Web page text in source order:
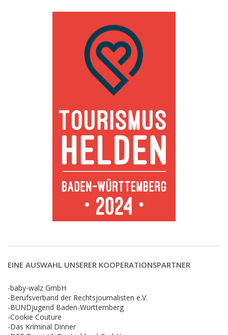
EINE AUSWAHL UNSERER KOOPERATIONSPARTNER
-baby-walz GmbH
-Berufsverband der Rechtsjournalisten e.V.
-BUNDjugend Baden-Württemberg
-Cookie Couture
-Das Kriminal Dinner